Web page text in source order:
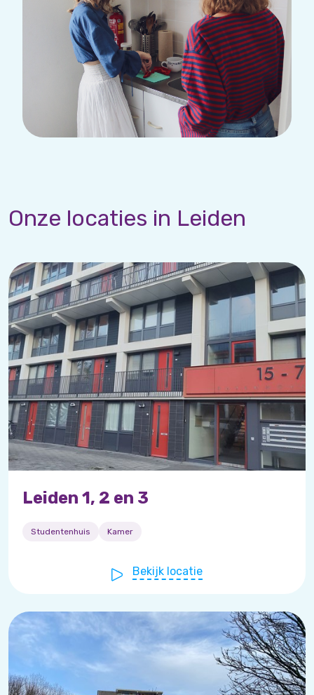
Onze locaties in Leiden
Leiden 1, 2 en 3
Studentenhuis Kamer
Bekijk locatie